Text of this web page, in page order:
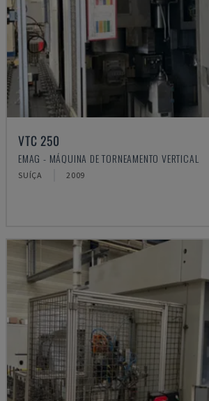
VTC 250
EMAG - MÁQUINA DE TORNEAMENTO VERTICAL
SUÍÇA 2009